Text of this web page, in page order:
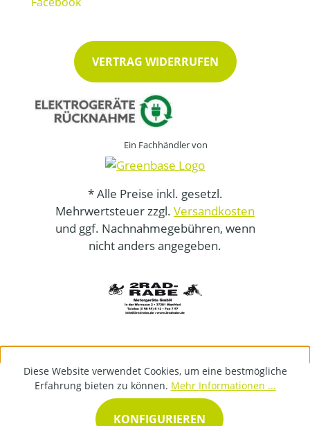
VERTRAG WIDERRUFEN
Ein Fachhändler von
* Alle Preise inkl. gesetzl.
Mehrwertsteuer zzgl. Versandkosten
und ggf. Nachnahmegebühren, wenn
nicht anders angegeben.
Diese Website verwendet Cookies, um eine bestmögliche
Erfahrung bieten zu können. Mehr Informationen ...
KONFIGURIEREN